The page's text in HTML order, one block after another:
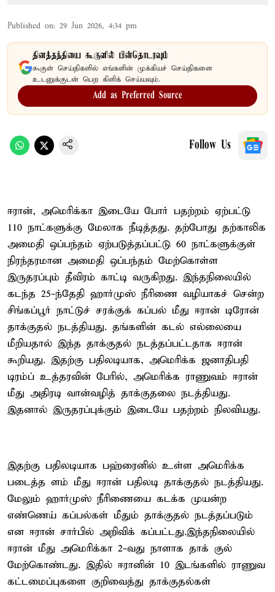
Published on: 29 Jun 2026, 4:34 pm
தினத்தந்தியை கூகுளில் பின்தொடரவும்
கூகுள் செய்திகளில் எங்களின் முக்கியச் செய்திகளை
உடனுக்குடன் பெற கிளிக் செய்யவும்.
Add as Preferred Source
Follow Us
ஈரான், அமெரிக்கா இடையே போர் பதற்றம் ஏற்பட்டு
110 நாட்களுக்கு மேலாக நீடித்தது. தற்போது தற்காலிக
அமைதி ஒப்பந்தம் ஏற்படுத்தப்பட்டு 60 நாட்களுக்குள்
நிரந்தரமான அமைதி ஒப்பந்தம் மேற்கொள்ள
இருதரப்பும் தீவிரம் காட்டி வருகிறது. இந்தநிலையில்
கடந்த 25-ந்தேதி ஹார்முஸ் நீரிணை வழியாகச் சென்ற
சிங்கப்பூர் நாட்டுச் சரக்குக் கப்பல் மீது ஈரான் டிரோன்
தாக்குதல் நடத்தியது. தங்களின் கடல் எல்லையை
மீறியதால் இந்த தாக்குதல் நடத்தப்பட்டதாக ஈரான்
கூறியது. இதற்கு பதிலடியாக, அமெரிக்க ஜனாதிபதி
டிரம்ப் உத்தரவின் பேரில், அமெரிக்க ராணுவம் ஈரான்
மீது அதிரடி வான்வழித் தாக்குதலை நடத்தியது.
இதனால் இருதரப்புக்கும் இடையே பதற்றம் நிலவியது.
இதற்கு பதிலடியாக பஹ்ரைனில் உள்ள அமெரிக்க
படைத்த ளம் மீது ஈரான் பதிலடி தாக்குதல் நடத்தியது.
மேலும் ஹார்முஸ் நீரிணையை கடக்க முயன்ற
எண்ணெய் கப்பல்கள் மீதும் தாக்குதல் நடத்தப்படும்
என ஈரான் சார்பில் அறிவிக் கப்பட்டது.இந்தநிலையில்
ஈரான் மீது அமெரிக்கா 2-வது நாளாக தாக் குல்
மேற்கொண்டது. இதில் ஈரானின் 10 இடங்களில் ராணுவ
கட்டமைப்புகளை குறிவைத்து தாக்குதல்கள்